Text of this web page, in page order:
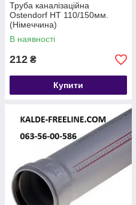
Труба каналізаційна
Ostendorf HT 110/150мм.
(Німеччина)
В наявності
212 ₴
Купити